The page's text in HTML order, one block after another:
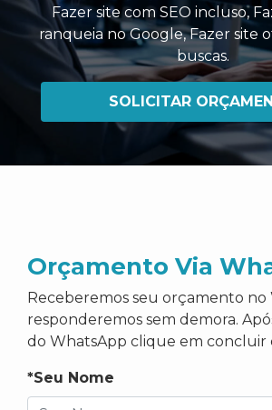
Fazer site com SEO incluso,
ranqueia no Google,Fazer site
buscas.
SOLICITAR
Orçamento Via
Receberemos seu orçamento no
responderemos sem demora.
do WhatsApp clique em concluir
*Seu Nome